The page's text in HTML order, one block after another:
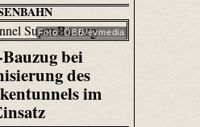
Foto: ÖBB/evmedia
bei
des
im